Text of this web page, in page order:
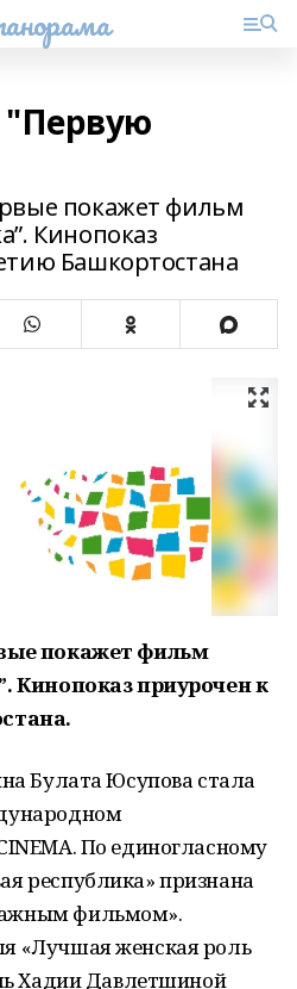
"Первую
покажет фильм
Кинопоказ
Башкортостана
покажет фильм
Кинопоказ приурочен к
Булата Юсупова стала
По единогласному
республика» признана
фильмом».
«Лучшая женская роль
Хадии Давлетшиной